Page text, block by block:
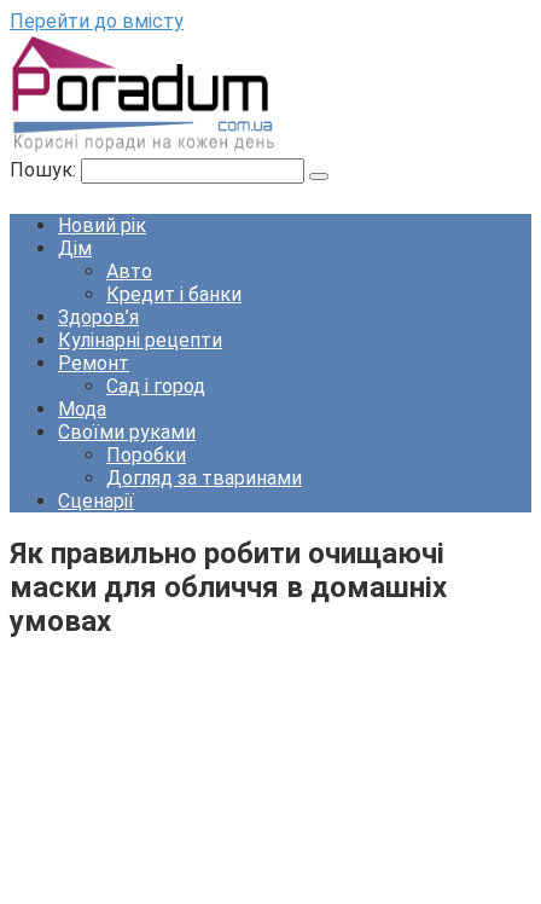
Перейти до вмісту
Пошук:
Новий рік
Дім
Авто
Кредит і банки
Здоров’я
Кулінарні рецепти
Ремонт
Сад і город
Мода
Своїми руками
Поробки
Догляд за тваринами
Сценарії
Як правильно робити очищаючі
маски для обличчя в домашніх
умовах